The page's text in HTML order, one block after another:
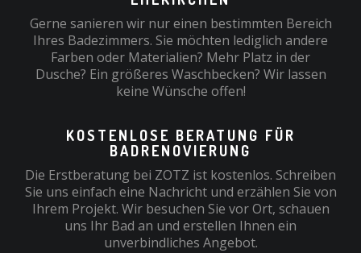
Gerne sanieren wir nur einen bestimmten Bereich
Ihres Badezimmers. Sie möchten lediglich andere
Farben oder Materialien? Mehr Platz in der
Dusche? Ein größeres Waschbecken? Wir lassen
keine Wünsche offen!
KOSTENLOSE BERATUNG FÜR
BADRENOVIERUNG
Die Erstberatung bei ZOTZ ist kostenlos. Schreiben
Sie uns einfach eine Nachricht und erzählen Sie von
Ihrem Projekt. Wir besuchen Sie vor Ort, schauen
uns Ihr Bad an und erstellen Ihnen ein
unverbindliches Angebot.